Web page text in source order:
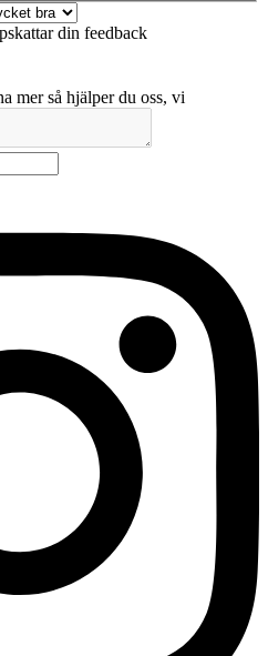
din feedback
mer så hjälper du oss, vi